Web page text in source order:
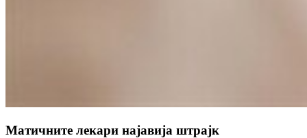
Матичните лекари најавија штрајк